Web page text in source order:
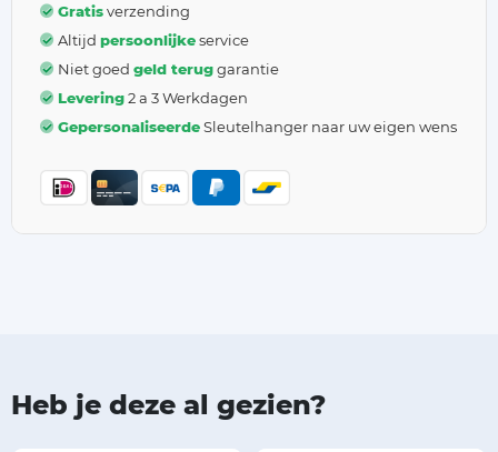
Gratisverzending
Altijd persoonlijkeservice
Niet goed geld teruggarantie
Levering2 a 3 Werkdagen
GepersonaliseerdeSleutelhanger naar uw eigen wens
Heb je deze al gezien?